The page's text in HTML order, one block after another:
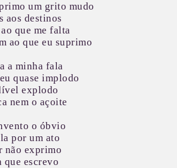
um grito mudo
aos destinos
que me falta
ao que eu suprimo
a minha fala
quase implodo
explodo
nem o açoite
o óbvio
por um ato
não exprimo
que escrevo